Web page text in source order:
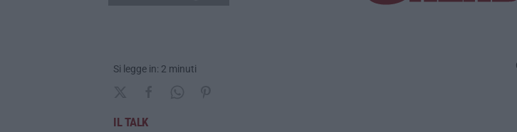
Si legge in: 2 minuti
IL TALK